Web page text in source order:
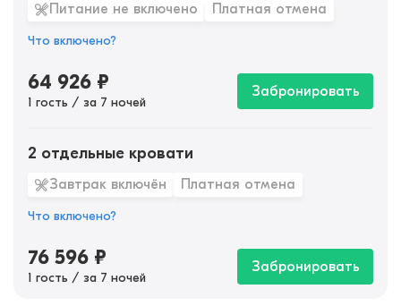
Питание не включено Платная отмена
Что включено?
64 926 ₽
1 гость / за 7 ночей
Забронировать
2 отдельные кровати
Завтрак включён Платная отмена
Что включено?
76 596 ₽
1 гость / за 7 ночей
Забронировать